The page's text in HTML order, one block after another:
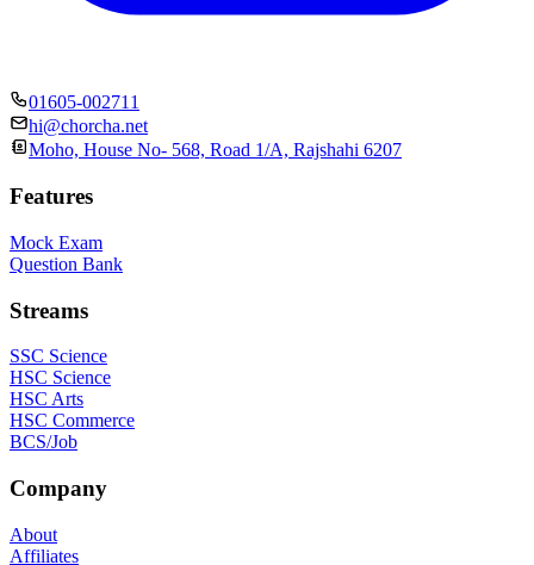
01605-002711
hi@chorcha.net
Moho, House No- 568, Road 1/A, Rajshahi 6207
Features
Mock Exam
Question Bank
Streams
SSC Science
HSC Science
HSC Arts
HSC Commerce
BCS/Job
Company
About
Affiliates